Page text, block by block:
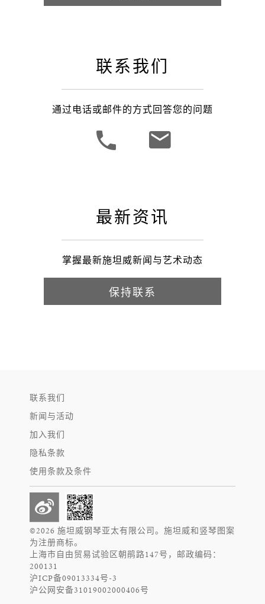
联系我们
通过电话或邮件的方式回答您的问题
最新资讯
掌握最新施坦威新闻与艺术动态
保持联系
联系我们
新闻与活动
加入我们
隐私条款
使用条款及条件
©2026 施坦威钢琴亚太有限公司。施坦威和竖琴图案
为注册商标。
上海市自由贸易试验区朝鹃路147号，邮政编码：
200131
沪ICP备09013334号-3
沪公网安备31019002000406号